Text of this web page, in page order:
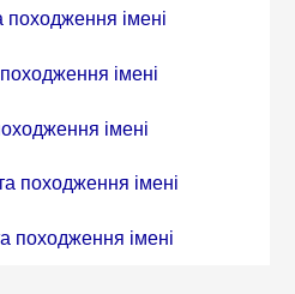
імені
імені
імені
походження імені
походження імені